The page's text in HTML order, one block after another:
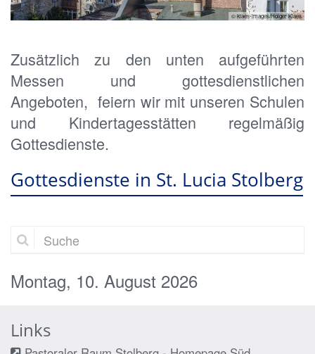
© klaes-images/Holger Klaes
Zusätzlich zu den unten aufgeführten
Messen und gottesdienstlichen
Angeboten, feiern wir mit unseren Schulen
und Kindertagesstätten regelmäßig
Gottesdienste.
Gottesdienste in St. Lucia Stolberg
Suche
Montag, 10. August 2026
Links